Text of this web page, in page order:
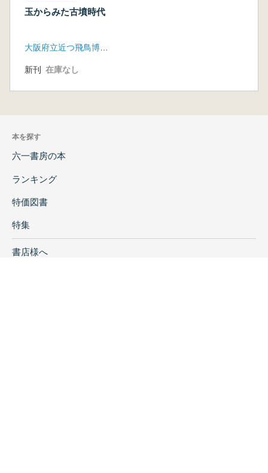
玉からみた古墳時代
大阪府立近つ飛鳥博物館
新刊 在庫なし
本を探す
六一書房の本
ランキング
特価図書
特集
書店様へ